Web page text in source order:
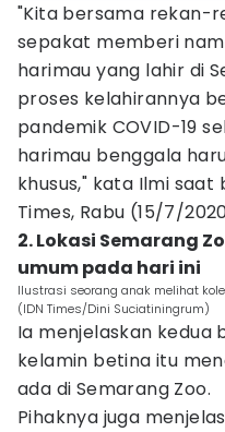
"Kita bersama rekan-
sepakat memberi
harimau yang lahir di
proses kelahirannya
pandemik COVID-19
harimau benggala
khusus," kata Ilmi
Times, Rabu (15/7/
2. Lokasi Semarang
umum pada hari ini
Ilustrasi seorang anak melihat
(IDN Times/Dini Suciatiningrum)
Ia menjelaskan kedua
kelamin betina itu
ada di Semarang Zoo.
Pihaknya juga